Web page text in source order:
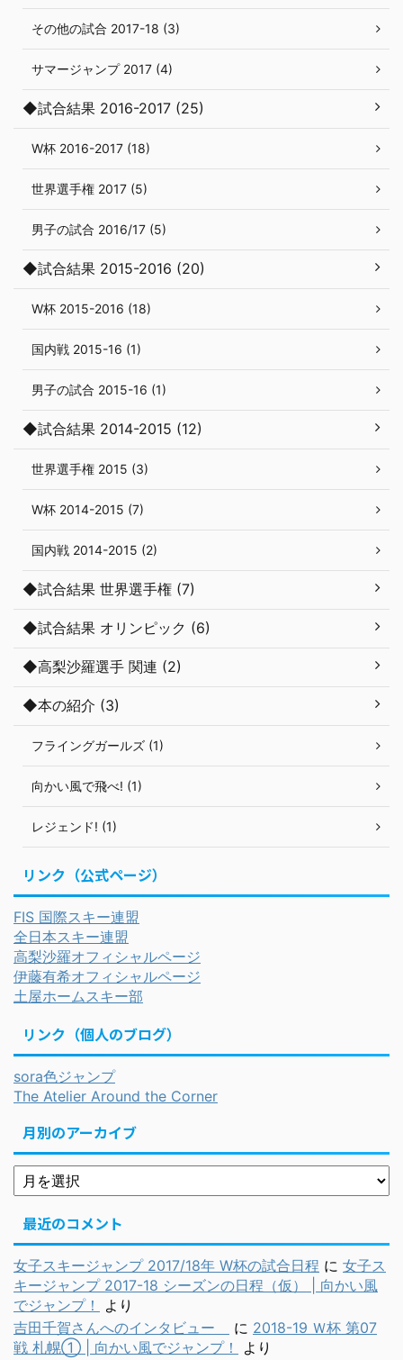
その他の試合 2017-18 (3)
サマージャンプ 2017 (4)
◆試合結果 2016-2017 (25)
W杯 2016-2017 (18)
世界選手権 2017 (5)
男子の試合 2016/17 (5)
◆試合結果 2015-2016 (20)
W杯 2015-2016 (18)
国内戦 2015-16 (1)
男子の試合 2015-16 (1)
◆試合結果 2014-2015 (12)
世界選手権 2015 (3)
W杯 2014-2015 (7)
国内戦 2014-2015 (2)
◆試合結果 世界選手権 (7)
◆試合結果 オリンピック (6)
◆高梨沙羅選手 関連 (2)
◆本の紹介 (3)
フライングガールズ (1)
向かい風で飛べ! (1)
レジェンド! (1)
リンク（公式ページ）
FIS 国際スキー連盟
全日本スキー連盟
高梨沙羅オフィシャルページ
伊藤有希オフィシャルページ
土屋ホームスキー部
リンク（個人のブログ）
sora色ジャンプ
The Atelier Around the Corner
月別のアーカイブ
最近のコメント
女子スキージャンプ 2017/18年 W杯の試合日程 に 女子ス
キージャンプ 2017-18 シーズンの日程（仮） | 向かい風
でジャンプ！
より
吉田千賀さんへのインタビュー
に 2018-19 Ｗ杯 第07
戦 札幌① | 向かい風でジャンプ！
より